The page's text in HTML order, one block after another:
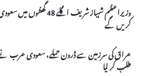
وزیراعظم شہباز شریف اگلے 48
کریں گے
عراق کی سرزمین سے ڈرون حملے، سعودی عرب نے
طلب کر لیا